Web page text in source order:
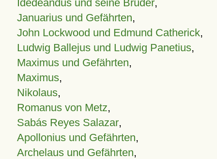
Idedeandus und seine Brüder,
Januarius und Gefährten,
John Lockwood und Edmund Catherick,
Ludwig Ballejus und Ludwig Panetius,
Maximus und Gefährten,
Maximus,
Nikolaus,
Romanus von Metz,
Sabás Reyes Salazar,
Apollonius und Gefährten,
Archelaus und Gefährten,